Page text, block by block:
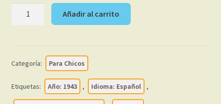
Colección
Completa
Añadir al carrito
Categoría: Para Chicos
Etiquetas: Año: 1943 , Idioma: Español ,